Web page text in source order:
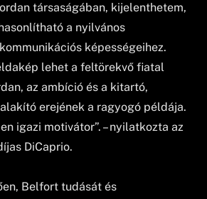
társaságában, kijelenthetem,
a nyilvános
képességeihez.
lehet a feltörekvő fiatal
az ambíció és a kitartó,
erejének a ragyogó példája.
igazi motivátor”. – nyilatkozta az
DiCaprio.
Belfort tudását és